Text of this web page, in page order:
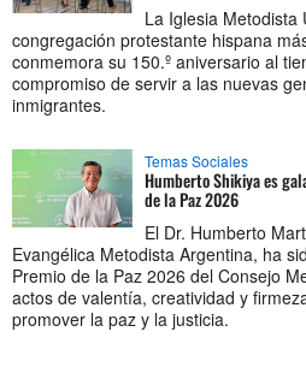
La Iglesia Metodista
congregación protestante hispana
conmemora su 150.º aniversario al
compromiso de servir a las nuevas
inmigrantes.
Temas Sociales
Humberto Shikiya es
de la Paz 2026
El Dr. Humberto
Evangélica Metodista Argentina, ha
Premio de la Paz 2026 del Consejo
actos de valentía, creatividad y
promover la paz y la justicia.